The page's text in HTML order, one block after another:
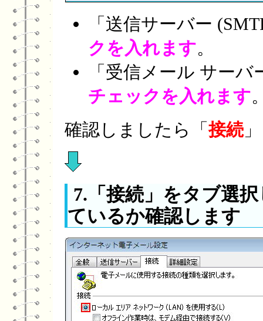
「送信サーバー
クを入れます。
「受信メール サー
チェックを入れます
確認しましたら「接続
7.「接続」をタブ選
ているか確認します